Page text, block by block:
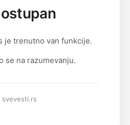
je trenutno van funkcije.
se na razumevanju.